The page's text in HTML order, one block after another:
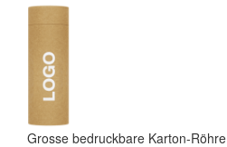
Grosse bedruckbare Karton-Röhre